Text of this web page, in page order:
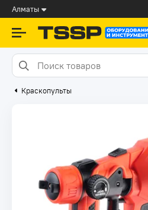
Алматы
Краскопульты